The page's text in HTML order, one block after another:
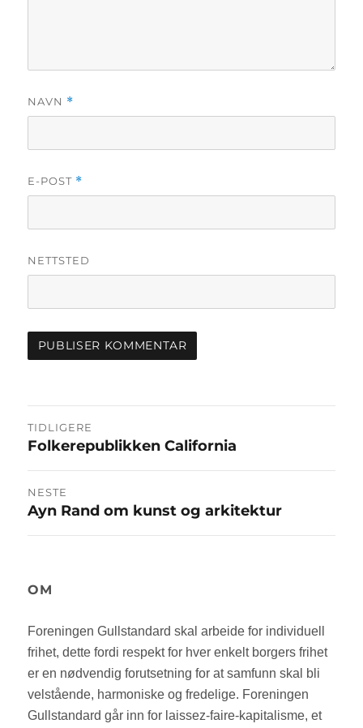
NAVN *
E-POST *
NETTSTED
Innleggsnavigasjon
TIDLIGERE
Forrige
innlegg:
Folkerepublikken California
NESTE
Neste
innlegg:
Ayn Rand om kunst og arkitektur
OM
Foreningen Gullstandard skal arbeide for individuell
frihet, dette fordi respekt for hver enkelt borgers frihet
er en nødvendig forutsetning for at samfunn skal bli
velstående, harmoniske og fredelige. Foreningen
Gullstandard går inn for laissez-faire-kapitalisme, et